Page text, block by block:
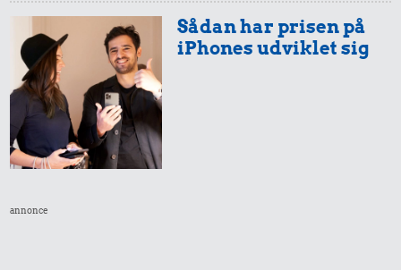
Sådan har prisen på
iPhones udviklet sig
annonce